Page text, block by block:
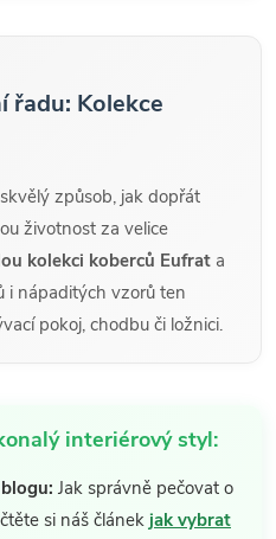
řadu: Kolekce
způsob, jak dopřát
životnost za velice
kolekci koberců Eufrat a
i nápaditých vzorů ten
pokoj, chodbu či ložnici.
interiérový styl:
Jak správně pečovat o
si náš článek jak vybrat